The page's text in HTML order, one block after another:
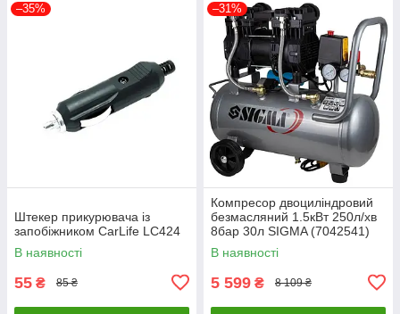
–35%
Штекер прикурювача із
запобіжником CarLife LC424
В наявності
55 ₴ 85 ₴
–31%
Компресор двоциліндровий
безмасляний 1.5кВт 250л/хв
8бар 30л SIGMA (7042541)
В наявності
5 599 ₴ 8 109 ₴